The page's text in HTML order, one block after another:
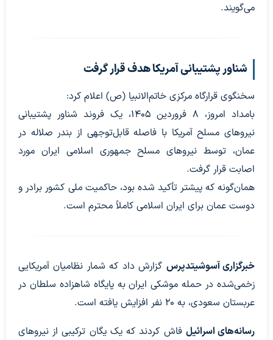
می‌گویند.
شناور پشتیبانی آمریکا هدف قرار گرفت
سخنگوی قرارگاه مرکزی خاتم‌الانبیا (ص) اعلام کرد:
بامداد امروز، ۸ فروردین ۱۴۰۵، یک فروند شناور پشتیبانی
نیروهای مسلح آمریکا با فاصله قابل‌توجهی از بندر صلاله در
عمان، توسط نیروهای مسلح جمهوری اسلامی ایران مورد
اصابت قرار گرفت.
همان‌گونه که پیشتر تأکید شده بود، حاکمیت ملی کشور برادر و
دوست عمان برای ایران اسلامی کاملاً محترم است.
خبرگزاری آسوشیتدپرس گزارش داد که شمار نظامیان آمریکایی
زخمی‌شده در حمله موشکی ایران به پایگاه شاهزاده سلطان در
عربستان سعودی، به ۲۰ نفر افزایش یافته است.
رسانه‌های اسرائیل فاش کردند که یک یگان ترکیبی از نیروهای